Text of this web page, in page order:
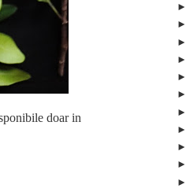
doar in
►
►
►
►
►
►
►
►
►
►
►